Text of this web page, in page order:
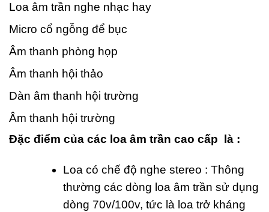
Loa âm trần nghe nhạc hay
Micro cổ ngỗng để bục
Âm thanh phòng họp
Âm thanh hội thảo
Dàn âm thanh hội trường
Âm thanh hội trường
Đặc điểm của các loa âm trần cao cấp là :
Loa có chế độ nghe stereo : Thông
thường các dòng loa âm trần sử dụng
dòng 70v/100v, tức là loa trở kháng